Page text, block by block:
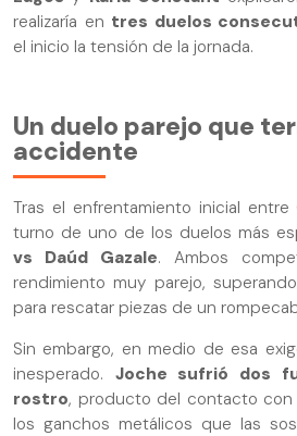
realizaría en tres duelos
el inicio la tensión de la jornada.
Un duelo parejo que
accidente
Tras el enfrentamiento inicial
turno de uno de los duelos más
vs Daúd Gazale. Ambos
rendimiento muy parejo,
para rescatar piezas de un
Sin embargo, en medio de esa
inesperado. Joche sufrió dos
rostro, producto del contacto con
los ganchos metálicos que las